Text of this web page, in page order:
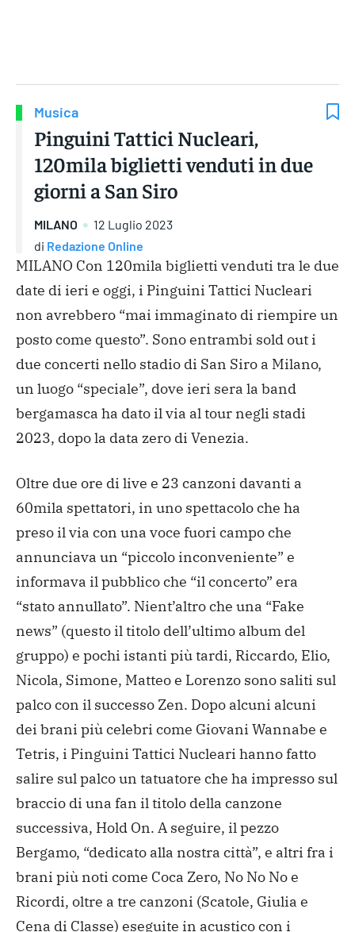
Musica
Pinguini Tattici Nucleari,
120mila biglietti venduti in due
giorni a San Siro
MILANO
12 Luglio 2023
di Redazione Online
MILANO Con 120mila biglietti venduti tra le due
date di ieri e oggi, i Pinguini Tattici Nucleari
non avrebbero “mai immaginato di riempire un
posto come questo”. Sono entrambi sold out i
due concerti nello stadio di San Siro a Milano,
un luogo “speciale”, dove ieri sera la band
bergamasca ha dato il via al tour negli stadi
2023, dopo la data zero di Venezia.
Oltre due ore di live e 23 canzoni davanti a
60mila spettatori, in uno spettacolo che ha
preso il via con una voce fuori campo che
annunciava un “piccolo inconveniente” e
informava il pubblico che “il concerto” era
“stato annullato”. Nient’altro che una “Fake
news” (questo il titolo dell’ultimo album del
gruppo) e pochi istanti più tardi, Riccardo, Elio,
Nicola, Simone, Matteo e Lorenzo sono saliti sul
palco con il successo Zen. Dopo alcuni alcuni
dei brani più celebri come Giovani Wannabe e
Tetris, i Pinguini Tattici Nucleari hanno fatto
salire sul palco un tatuatore che ha impresso sul
braccio di una fan il titolo della canzone
successiva, Hold On. A seguire, il pezzo
Bergamo, “dedicato alla nostra città”, e altri fra i
brani più noti come Coca Zero, No No No e
Ricordi, oltre a tre canzoni (Scatole, Giulia e
Cena di Classe) eseguite in acustico con i